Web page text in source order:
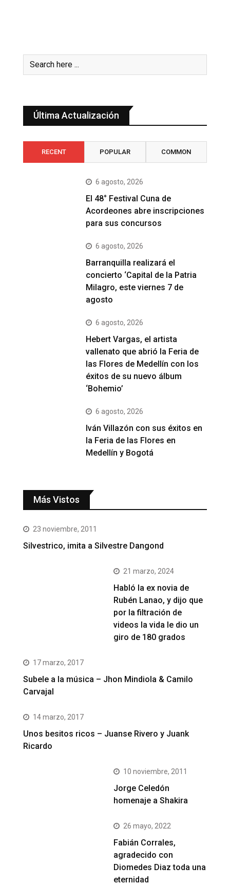
Última Actualización
RECENT POPULAR COMMON
6 agosto, 2026
El 48° Festival Cuna de
Acordeones abre inscripciones
para sus concursos
6 agosto, 2026
Barranquilla realizará el
concierto ‘Capital de la Patria
Milagro, este viernes 7 de
agosto
6 agosto, 2026
Hebert Vargas, el artista
vallenato que abrió la Feria de
las Flores de Medellín con los
éxitos de su nuevo álbum
‘Bohemio’
6 agosto, 2026
Iván Villazón con sus éxitos en
la Feria de las Flores en
Medellín y Bogotá
Más Vistos
23 noviembre, 2011
Silvestrico, imita a Silvestre Dangond
21 marzo, 2024
Habló la ex novia de
Rubén Lanao, y dijo que
por la filtración de
videos la vida le dio un
giro de 180 grados
17 marzo, 2017
Subele a la música – Jhon Mindiola & Camilo
Carvajal
14 marzo, 2017
Unos besitos ricos – Juanse Rivero y Juank
Ricardo
10 noviembre, 2011
Jorge Celedón
homenaje a Shakira
26 mayo, 2022
Fabián Corrales,
agradecido con
Diomedes Diaz toda una
eternidad